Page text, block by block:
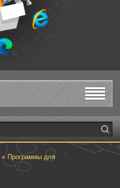
» Программы для